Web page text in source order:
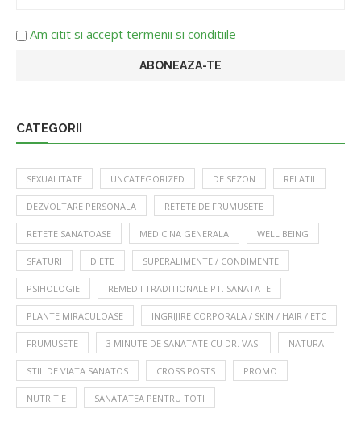
Am citit si accept termenii si conditiile
CATEGORII
SEXUALITATE UNCATEGORIZED DE SEZON RELATII
DEZVOLTARE PERSONALA RETETE DE FRUMUSETE
RETETE SANATOASE MEDICINA GENERALA WELL BEING
SFATURI DIETE SUPERALIMENTE / CONDIMENTE
PSIHOLOGIE REMEDII TRADITIONALE PT. SANATATE
PLANTE MIRACULOASE INGRIJIRE CORPORALA / SKIN / HAIR / ETC
FRUMUSETE 3 MINUTE DE SANATATE CU DR. VASI NATURA
STIL DE VIATA SANATOS CROSS POSTS PROMO
NUTRITIE SANATATEA PENTRU TOTI